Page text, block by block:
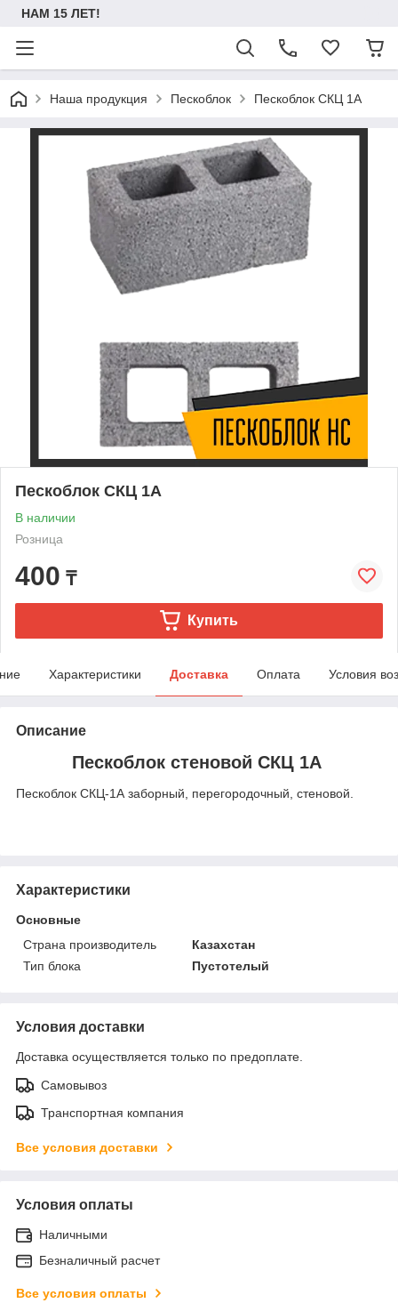
НАМ 15 ЛЕТ!
Наша продукция Пескоблок Пескоблок СКЦ 1А
Пескоблок СКЦ 1А
В наличии
Розница
400 ₸
Купить
Характеристики Доставка Оплата Условия
Описание
Пескоблок стеновой СКЦ 1А
Пескоблок СКЦ-1А заборный, перегородочный, стеновой.
Характеристики
Основные
Страна производитель
Казахстан
Тип блока
Пустотелый
Условия доставки
Доставка осуществляется только по предоплате.
Самовывоз
Транспортная компания
Все условия доставки
Условия оплаты
Наличными
Безналичный расчет
Все условия оплаты